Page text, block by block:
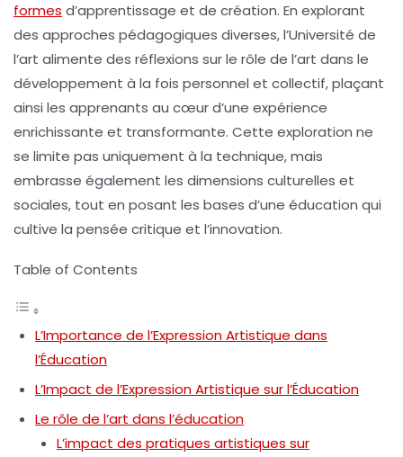
formes d’apprentissage et de création. En explorant
des approches pédagogiques diverses, l’Université de
l’art alimente des réflexions sur le rôle de l’art dans le
développement à la fois personnel et collectif, plaçant
ainsi les apprenants au cœur d’une expérience
enrichissante et transformante. Cette exploration ne
se limite pas uniquement à la technique, mais
embrasse également les dimensions culturelles et
sociales, tout en posant les bases d’une éducation qui
cultive la pensée critique et l’innovation.
Table of Contents
L’Importance de l’Expression Artistique dans
l’Éducation
L’Impact de l’Expression Artistique sur l’Éducation
Le rôle de l’art dans l’éducation
L’impact des pratiques artistiques sur